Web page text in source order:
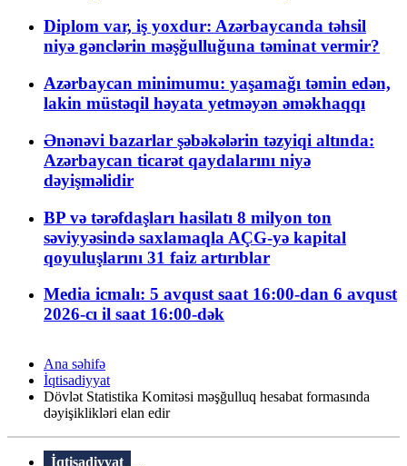
Diplom var, iş yoxdur: Azərbaycanda təhsil
niyə gənclərin məşğulluğuna təminat vermir?
Azərbaycan minimumu: yaşamağı təmin edən,
lakin müstəqil həyata yetməyən əməkhaqqı
Ənənəvi bazarlar şəbəkələrin təzyiqi altında:
Azərbaycan ticarət qaydalarını niyə
dəyişməlidir
BP və tərəfdaşları hasilatı 8 milyon ton
səviyyəsində saxlamaqla AÇG-yə kapital
qoyuluşlarını 31 faiz artırıblar
Media icmalı: 5 avqust saat 16:00-dan 6 avqust
2026-cı il saat 16:00-dək
Ana səhifə
İqtisadiyyat
Dövlət Statistika Komitəsi məşğulluq hesabat formasında
dəyişiklikləri elan edir
İqtisadiyyat